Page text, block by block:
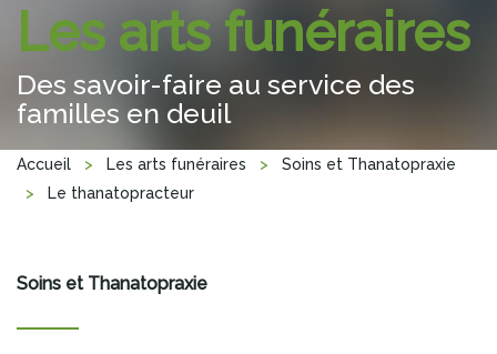
Les arts funéraires
Des savoir-faire au service des
familles en deuil
Vous êtes ici
Accueil > Les arts funéraires >
Soins et Thanatopraxie
>
Le thanatopracteur
Soins et Thanatopraxie